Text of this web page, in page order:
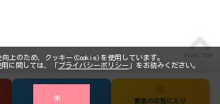
上のため、クッキー(Cookie)を使用しています。
に関しては、「プライバシーポリシー 」をお読みください。
OK
メール 東京のお気に入り